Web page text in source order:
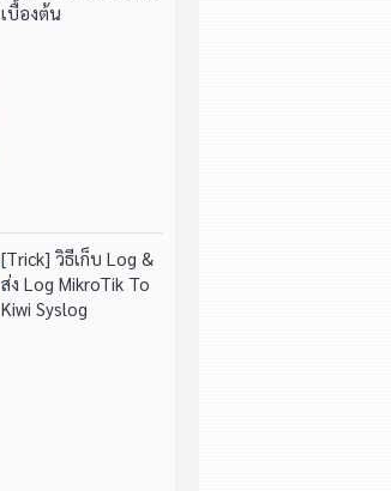
เบื้องต้น
[Trick] วิธีเก็บ Log &
ส่ง Log MikroTik To
Kiwi Syslog